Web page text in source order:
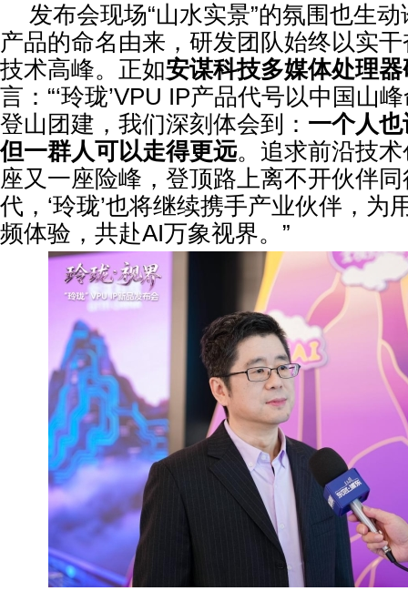
发布会现场“山水实景”的氛围也生动
产品的命名由来，研发团队始终以实
技术高峰。正如安谋科技多媒体处理
言：“‘玲珑’VPU IP产品代号以中国山
登山团建，我们深刻体会到： 一个人
但一群人可以走得更远。追求前沿技
座又一座险峰，登顶路上离不开伙伴
代，‘玲珑’也将继续携手产业伙伴，为
频体验，共赴AI万象视界。”